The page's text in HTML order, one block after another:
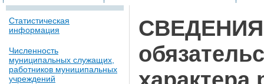
Статистическая
информация
Численность
муниципальных служащих,
работников муниципальных
учреждений
СВЕДЕНИЯ